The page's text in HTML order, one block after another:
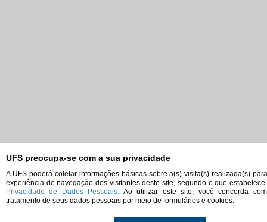
UFS preocupa-se com a sua privacidade
A UFS poderá coletar informações básicas sobre a(s) visita(s) realizada(s)
experiência de navegação dos visitantes deste site, segundo o que
Privacidade de Dados Pessoais. Ao utilizar este site, você concorda
tratamento de seus dados pessoais por meio de formulários e cookies.